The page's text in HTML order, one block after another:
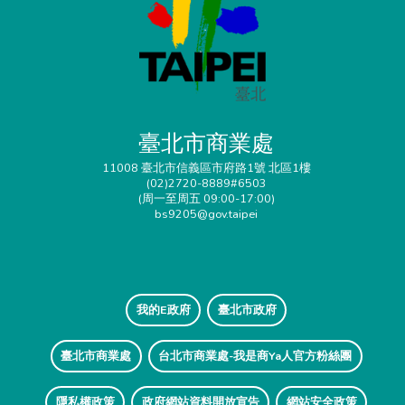
臺北市商業處
11008 臺北市信義區市府路1號 北區1樓
(02)2720-8889#6503
(周一至周五 09:00-17:00)
bs9205@gov.taipei
我的E政府 臺北市政府
臺北市商業處 台北市商業處-我是商Ya人官方粉絲團